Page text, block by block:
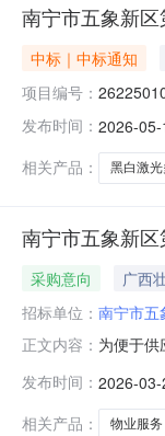
南宁市五象新
中标｜中标通知
项目编号：
发布时间： 2026-
相关产品：
黑白激
南宁市五象新
采购意向 广西
招标单位： 南宁市五
正文内容： 为便于
预计采购
严格执行
发布时间： 2026-
相关产品：
物业服务